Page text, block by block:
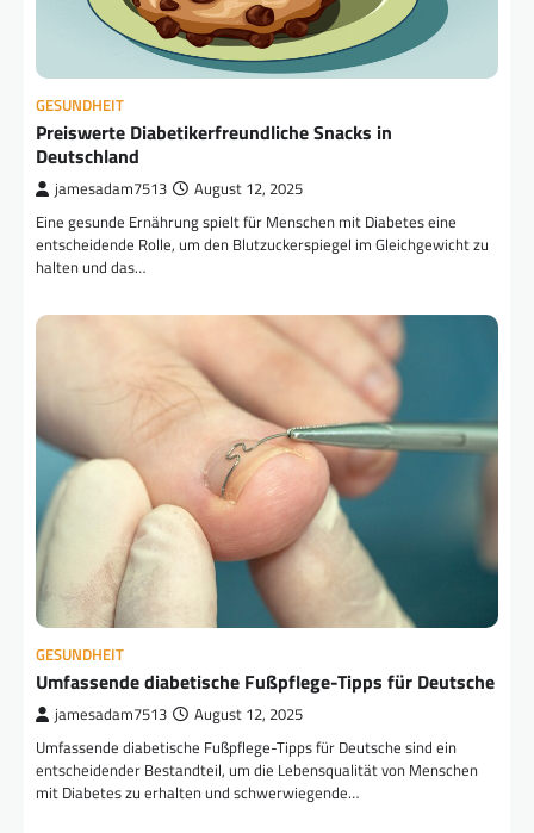
GESUNDHEIT
Preiswerte Diabetikerfreundliche Snacks in
Deutschland
jamesadam7513 August 12, 2025
Eine gesunde Ernährung spielt für Menschen mit Diabetes eine
entscheidende Rolle, um den Blutzuckerspiegel im Gleichgewicht zu
halten und das…
GESUNDHEIT
Umfassende diabetische Fußpflege-Tipps für Deutsche
jamesadam7513 August 12, 2025
Umfassende diabetische Fußpflege-Tipps für Deutsche sind ein
entscheidender Bestandteil, um die Lebensqualität von Menschen
mit Diabetes zu erhalten und schwerwiegende…